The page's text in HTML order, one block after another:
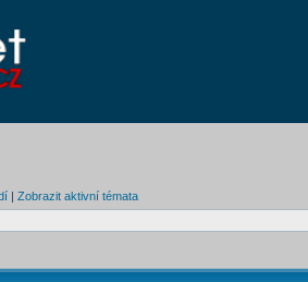
| Zobrazit aktivní témata